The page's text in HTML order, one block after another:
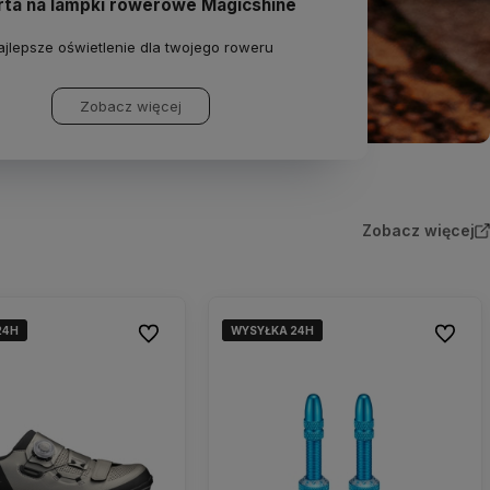
na lampki rowerowe Magicshine
oświetlenie dla twojego roweru
Zobacz więcej
Zobacz więcej
Do ulubionych WYSYŁKA 24H
WYSYŁKA 24H
WYSYŁKA 24H Do